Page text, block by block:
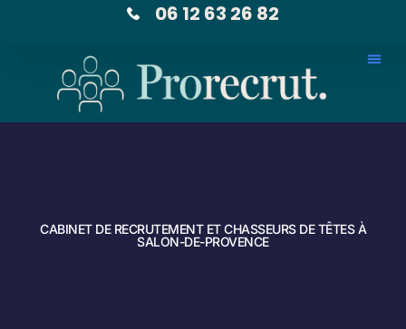
06 12 63 26 82
CABINET DE RECRUTEMENT ET CHASSEURS DE TÊTES À
SALON-DE-PROVENCE